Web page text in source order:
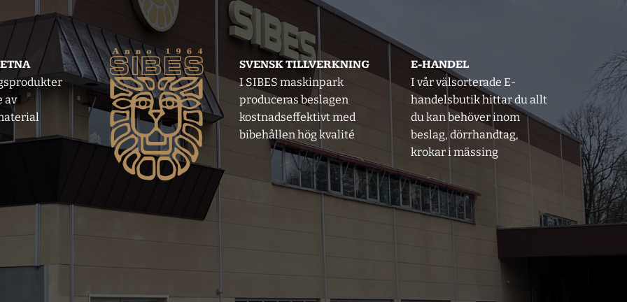
av
SVENSK TILLVERKNING
I SIBES maskinpark
produceras beslagen
kostnadseffektivt med
bibehållen hög kvalité
E-HANDEL
I vår välsorterade E-
handelsbutik hittar du allt
du kan behöver inom
beslag, dörrhandtag,
krokar i mässing